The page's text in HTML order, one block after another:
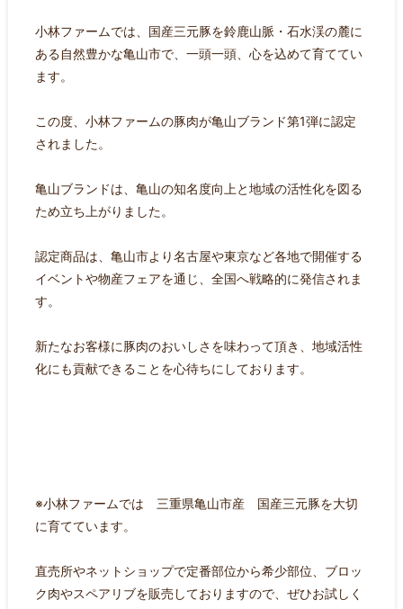
小林ファームでは、国産三元豚を鈴鹿山脈・石水渓の麓に
ある自然豊かな亀山市で、一頭一頭、心を込めて育ててい
ます。
この度、小林ファームの豚肉が亀山ブランド第1弾に認定
されました。
亀山ブランドは、亀山の知名度向上と地域の活性化を図る
ため立ち上がりました。
認定商品は、亀山市より名古屋や東京など各地で開催する
イベントや物産フェアを通じ、全国へ戦略的に発信されま
す。
新たなお客様に豚肉のおいしさを味わって頂き、地域活性
化にも貢献できることを心待ちにしております。
※小林ファームでは 三重県亀山市産 国産三元豚を大切
に育てています。
直売所やネットショップで定番部位から希少部位、ブロッ
ク肉やスペアリブを販売しておりますので、ぜひお試しく